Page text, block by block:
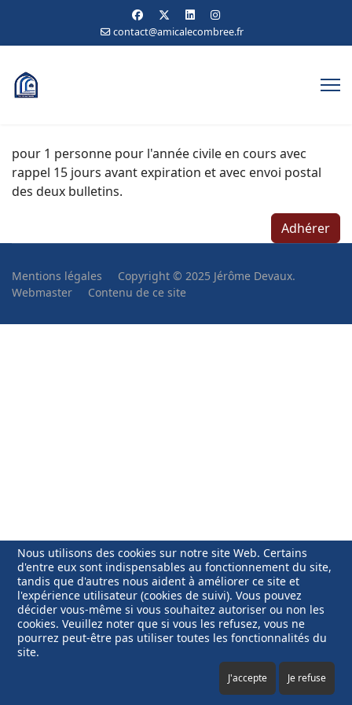
contact@amicalecombree.fr
pour 1 personne pour l'année civile en cours avec
rappel 15 jours avant expiration et avec envoi postal
des deux bulletins.
Adhérer
Mentions légales
Copyright © 2025 Jérôme Devaux.
Webmaster
Contenu de ce site
Nous utilisons des cookies sur notre site Web. Certains
d'entre eux sont indispensables au fonctionnement du site,
tandis que d'autres nous aident à améliorer ce site et
l'expérience utilisateur (cookies de suivi). Vous pouvez
décider vous-même si vous souhaitez autoriser ou non les
cookies. Veuillez noter que si vous les refusez, vous ne
pourrez peut-être pas utiliser toutes les fonctionnalités du
site.
J'accepte Je refuse